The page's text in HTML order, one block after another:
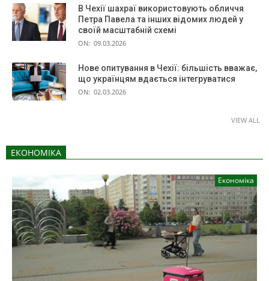
В Чехії шахраї використовують обличчя
Петра Павела та інших відомих людей у
своїй масштабній схемі
ON: 09.03.2026
Нове опитування в Чехії: більшість вважає,
що українцям вдається інтегруватися
ON: 02.03.2026
VIEW ALL
ЕКОНОМІКА
Економіка